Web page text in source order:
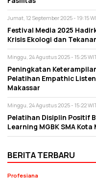
Jumat, 12 September 2025 - 19:15
Festival Media 2025
Krisis Ekologi dan
Minggu, 24 Agustus 2025 - 15:25
Peningkatan
Pelatihan Empathic
Makassar
Minggu, 24 Agustus 2025 - 15:22
Pelatihan Disiplin Positif
Learning MGBK SMA Kota
BERITA TERBARU
Profesiana